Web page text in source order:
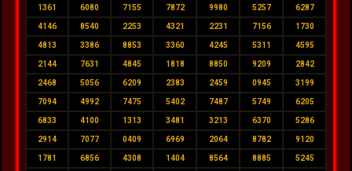
1361 6080 7155 7872 9980 5257 6287
4146 8540 2253 4321 2231 7156 1730
4813 3386 8853 3360 4245 5311 4595
2144 7631 4845 1818 8850 9209 2842
2468 5056 6209 2383 2459 0945 3199
7094 4992 7475 5402 7487 5749 6205
6833 4100 1313 3481 3213 6370 5286
2914 7077 0409 6969 2064 8782 9120
1781 6856 4308 1404 8564 8885 5245